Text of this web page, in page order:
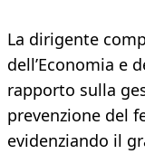
La dirigente
dell’Economia e
rapporto sulla
prevenzione del
evidenziando il